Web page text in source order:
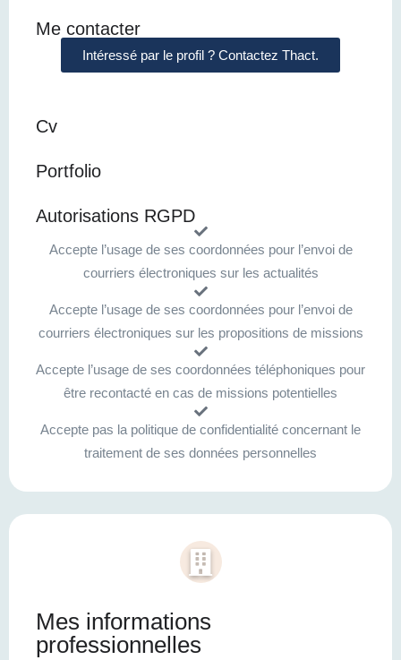
Me contacter
Intéressé par le profil ? Contactez Thact.
Cv
Portfolio
Autorisations RGPD
Accepte l’usage de ses coordonnées pour l’envoi de
courriers électroniques sur les actualités
Accepte l’usage de ses coordonnées pour l’envoi de
courriers électroniques sur les propositions de missions
Accepte l’usage de ses coordonnées téléphoniques pour
être recontacté en cas de missions potentielles
Accepte pas la politique de confidentialité concernant le
traitement de ses données personnelles
Mes informations
professionnelles